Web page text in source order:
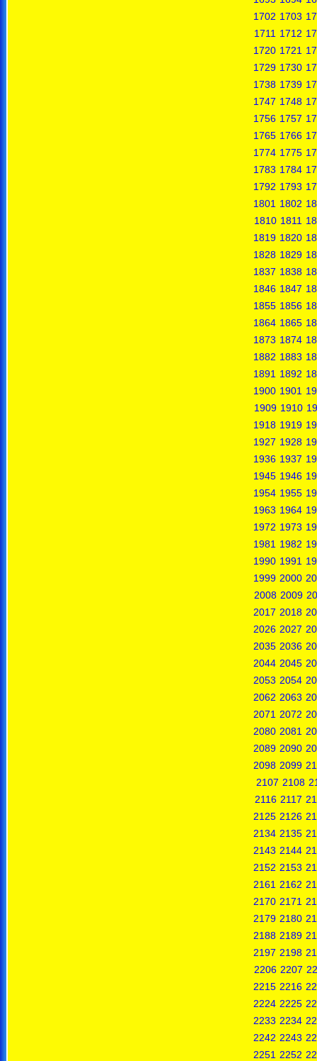
1702 1703
1711 1712
1720 1721
1729 1730
1738 1739
1747 1748
1756 1757
1765 1766
1774 1775
1783 1784
1792 1793
1801 1802
1810 1811
1819 1820
1828 1829
1837 1838
1846 1847
1855 1856
1864 1865
1873 1874
1882 1883
1891 1892
1900 1901
1909 1910
1918 1919
1927 1928
1936 1937
1945 1946
1954 1955
1963 1964
1972 1973
1981 1982
1990 1991
1999 2000
2008 2009
2017 2018
2026 2027
2035 2036
2044 2045
2053 2054
2062 2063
2071 2072
2080 2081
2089 2090
2098 2099
2107 2108
2116 2117
2125 2126
2134 2135
2143 2144
2152 2153
2161 2162
2170 2171
2179 2180
2188 2189
2197 2198
2206 2207
2215 2216
2224 2225
2233 2234
2242 2243
2251 2252